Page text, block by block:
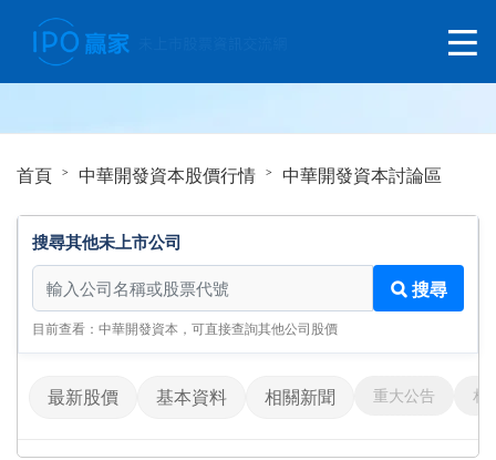
首頁 中華開發資本股價行情 中華開發資本討論區
搜尋其他未上市公司
搜尋其他未上市公司
搜尋
目前查看：中華開發資本，可直接查詢其他公司股價
最新股價 基本資料 相關新聞 重大公告 相